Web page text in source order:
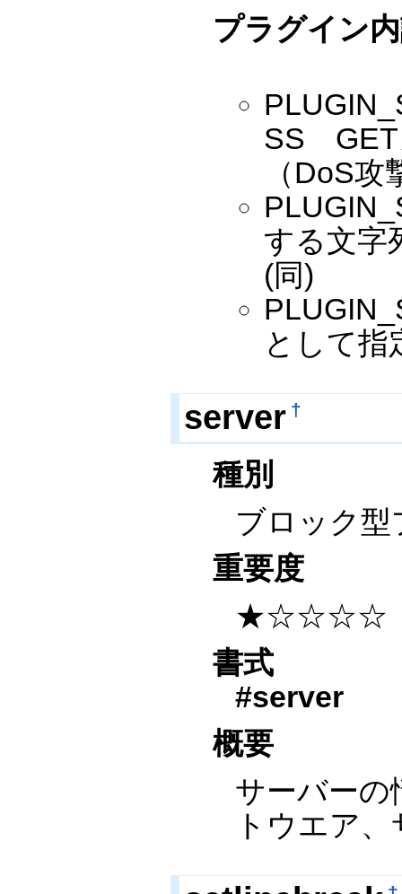
プラグイン
SS GET
（DoS
する文字
(同)
として指
server †
種別
ブロック
重要度
★☆☆☆☆
書式
#server
概要
サーバーの
トウエア